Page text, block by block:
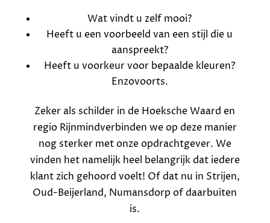
Wat vindt u zelf mooi?
Heeft u een voorbeeld van een stijl die u
aanspreekt?
Heeft u voorkeur voor bepaalde kleuren?
Enzovoorts.
Zeker als schilder in de Hoeksche Waard en
regio Rijnmindverbinden we op deze manier
nog sterker met onze opdrachtgever. We
vinden het namelijk heel belangrijk dat iedere
klant zich gehoord voelt! Of dat nu in Strijen,
Oud-Beijerland, Numansdorp of daarbuiten
is.